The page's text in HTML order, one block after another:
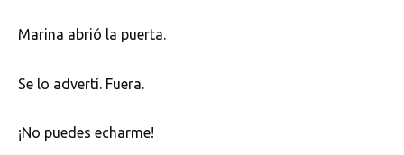
Marina abrió la puerta.
Se lo advertí. Fuera.
¡No puedes echarme!